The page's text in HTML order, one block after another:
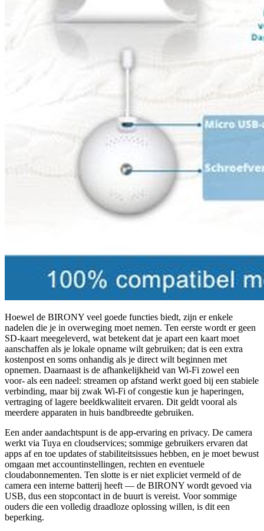
Hoewel de BIRONY veel goede functies biedt, zijn er enkele
nadelen die je in overweging moet nemen. Ten eerste wordt er geen
SD‑kaart meegeleverd, wat betekent dat je apart een kaart moet
aanschaffen als je lokale opname wilt gebruiken; dat is een extra
kostenpost en soms onhandig als je direct wilt beginnen met
opnemen. Daarnaast is de afhankelijkheid van Wi‑Fi zowel een
voor- als een nadeel: streamen op afstand werkt goed bij een stabiele
verbinding, maar bij zwak Wi‑Fi of congestie kun je haperingen,
vertraging of lagere beeldkwaliteit ervaren. Dit geldt vooral als
meerdere apparaten in huis bandbreedte gebruiken.
Een ander aandachtspunt is de app‑ervaring en privacy. De camera
werkt via Tuya en cloudservices; sommige gebruikers ervaren dat
apps af en toe updates of stabiliteitsissues hebben, en je moet bewust
omgaan met accountinstellingen, rechten en eventuele
cloudabonnementen. Ten slotte is er niet expliciet vermeld of de
camera een interne batterij heeft — de BIRONY wordt gevoed via
USB, dus een stopcontact in de buurt is vereist. Voor sommige
ouders die een volledig draadloze oplossing willen, is dit een
beperking.